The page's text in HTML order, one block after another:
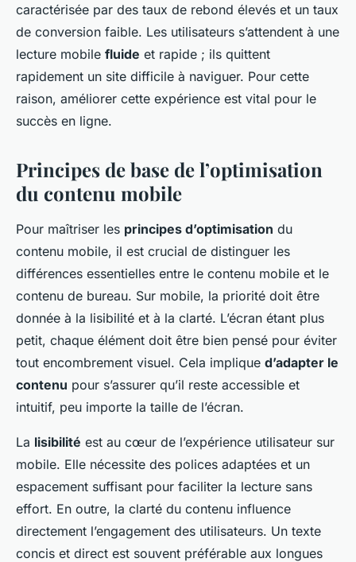
caractérisée par des taux de rebond élevés et un taux
de conversion faible. Les utilisateurs s’attendent à une
lecture mobile fluide et rapide ; ils quittent
rapidement un site difficile à naviguer. Pour cette
raison, améliorer cette expérience est vital pour le
succès en ligne.
Principes de base de l’optimisation
du contenu mobile
Pour maîtriser les principes d’optimisation du
contenu mobile, il est crucial de distinguer les
différences essentielles entre le contenu mobile et le
contenu de bureau. Sur mobile, la priorité doit être
donnée à la lisibilité et à la clarté. L’écran étant plus
petit, chaque élément doit être bien pensé pour éviter
tout encombrement visuel. Cela implique d’adapter le
contenu pour s’assurer qu’il reste accessible et
intuitif, peu importe la taille de l’écran.
La lisibilité est au cœur de l’expérience utilisateur sur
mobile. Elle nécessite des polices adaptées et un
espacement suffisant pour faciliter la lecture sans
effort. En outre, la clarté du contenu influence
directement l’engagement des utilisateurs. Un texte
concis et direct est souvent préférable aux longues